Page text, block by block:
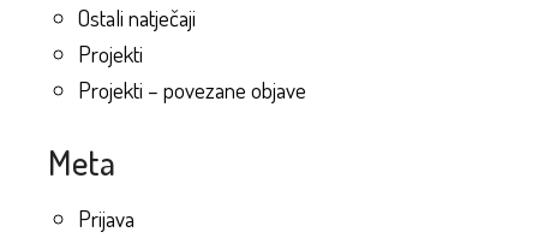
Ostali natječaji
Projekti
Projekti – povezane objave
Meta
Prijava